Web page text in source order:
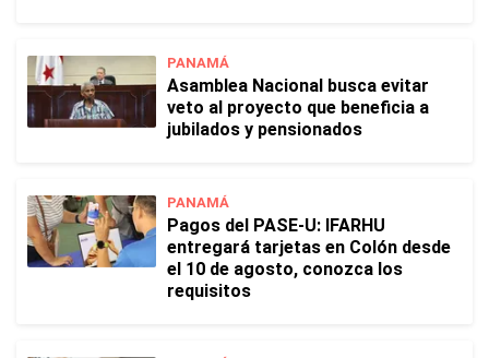
PANAMÁ
Asamblea Nacional busca evitar
veto al proyecto que beneficia a
jubilados y pensionados
PANAMÁ
Pagos del PASE-U: IFARHU
entregará tarjetas en Colón desde
el 10 de agosto, conozca los
requisitos